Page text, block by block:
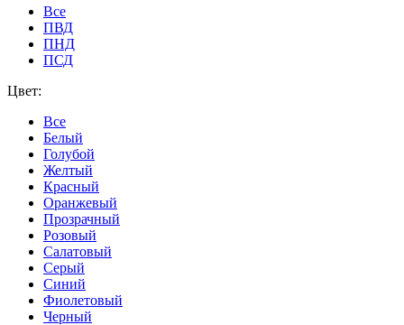
Все
ПВД
ПНД
ПСД
Цвет:
Все
Белый
Голубой
Желтый
Красный
Оранжевый
Прозрачный
Розовый
Салатовый
Серый
Синий
Фиолетовый
Черный